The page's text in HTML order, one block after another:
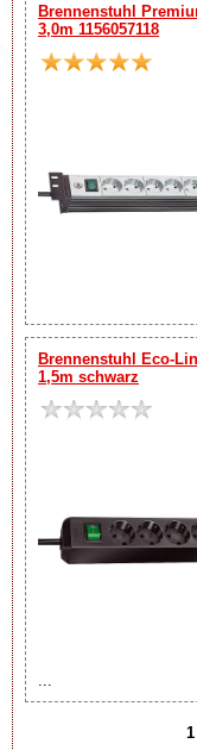
Brennenstuhl
3,0m 1156057118
Brennenstuhl Eco-
1,5m schwarz
1